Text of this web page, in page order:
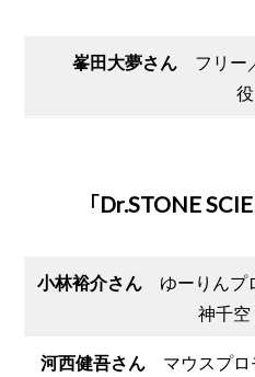
峯田大夢さん フリー
役
「Dr.STONE
小林裕介さんゆーりんプ
神千空
河西健吾さん マウスプロ